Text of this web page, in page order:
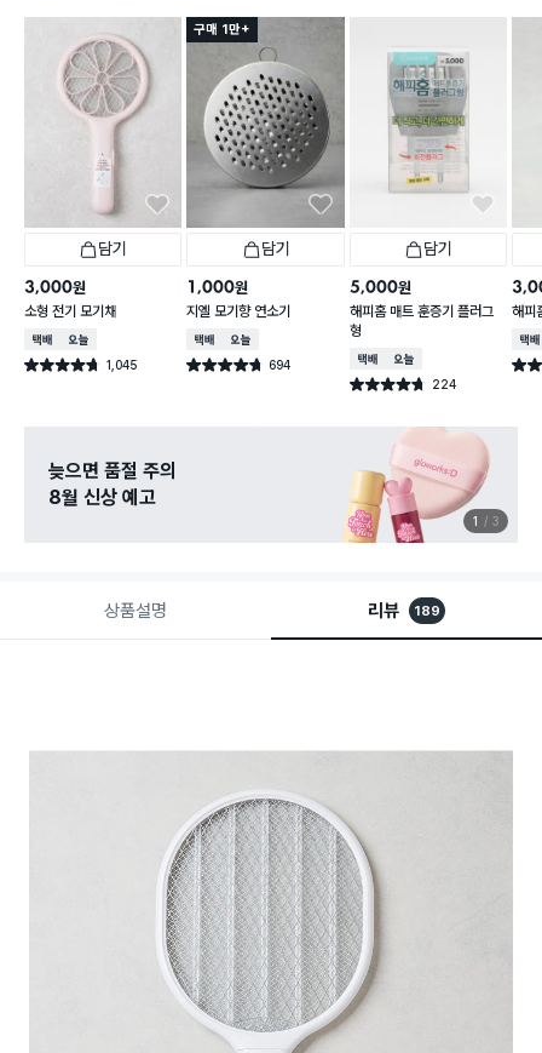
담기
3,000원
소형 전기 모기채
택배배송오늘배송
별점 4.7점 1,045
건 작성
구매 1만+
담기
1,000원
지엘 모기향 연소기
택배배송오늘배송
별점 4.7점 694
건 작성
담기
5,000원
해피홈 매트 훈증기 플러그
형
택배배송오늘배송
별점 4.7점 224
건 작성
해피
택배
별점
늦으면 품절 주의
8월 신상 예고
1 3
상품설명 리뷰 189